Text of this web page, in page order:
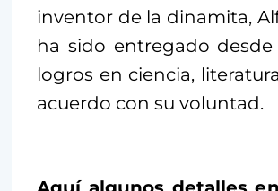
inventor de la dinamita,
ha sido entregado desde
logros en ciencia,
acuerdo con su voluntad.